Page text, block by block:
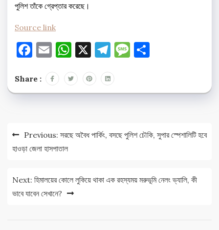
পুলিশ তাঁকে গ্রেপ্তার করেছে।
Source link
Facebook
EmailWhatsApp
X Telegram
Message
Share :
Post
navigation
Previous: সরছে অবৈধ পার্কিং, বসছে পুলিশ চৌকি, সুপার স্পেশালিটি হবে
হাওড়া জেলা হাসপাতাল
Next: হিমালয়ের কোলে লুকিয়ে থাকা এক রহস্যময় মরুভূমি নেলং ভ্যালি, কী
ভাবে যাবেন সেখানে?